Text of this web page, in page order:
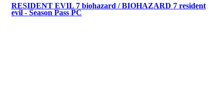
RESIDENT EVIL 7 biohazard / BIOHAZARD 7 resident
evil - Season Pass PC